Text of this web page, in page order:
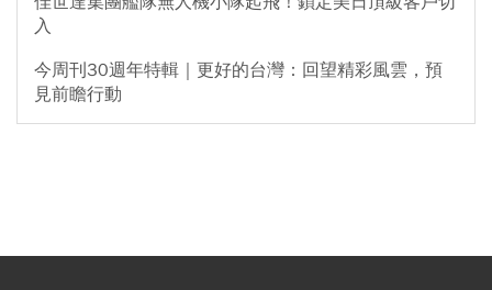
入
今周刊30週年特輯｜更好的台灣：回望精彩風雲，預
見前瞻行動